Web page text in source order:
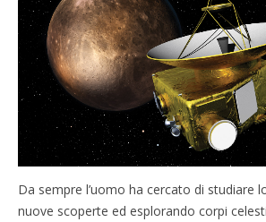
Da sempre l’uomo ha cercato di studiare
nuove scoperte ed esplorando corpi